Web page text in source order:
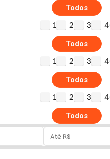
Todos
1 2 3
Todos
1 2 3
Todos
1 2 3
Todos